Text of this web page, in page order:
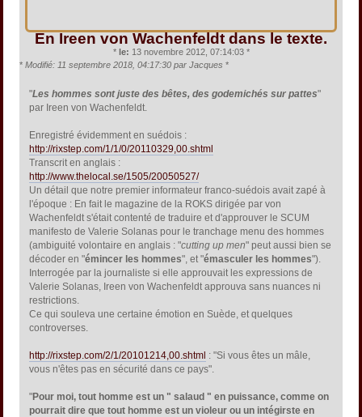
En Ireen von Wachenfeldt dans le texte.
* le: 13 novembre 2012, 07:14:03 *
* Modifié: 11 septembre 2018, 04:17:30 par Jacques *
"Les hommes sont juste des bêtes, des godemichés sur pattes"
par Ireen von Wachenfeldt.
Enregistré évidemment en suédois :
http://rixstep.com/1/1/0/20110329,00.shtml
Transcrit en anglais :
http://www.thelocal.se/1505/20050527/
Un détail que notre premier informateur franco-suédois avait zapé à
l'époque : En fait le magazine de la ROKS dirigée par von
Wachenfeldt s'était contenté de traduire et d'approuver le SCUM
manifesto de Valerie Solanas pour le tranchage menu des hommes
(ambiguité volontaire en anglais : "cutting up men" peut aussi bien se
décoder en "émincer les hommes", et "émasculer les hommes").
Interrogée par la journaliste si elle approuvait les expressions de
Valerie Solanas, Ireen von Wachenfeldt approuva sans nuances ni
restrictions.
Ce qui souleva une certaine émotion en Suède, et quelques
controverses.
http://rixstep.com/2/1/20101214,00.shtml : "Si vous êtes un mâle,
vous n'êtes pas en sécurité dans ce pays".
"Pour moi, tout homme est un " salaud " en puissance, comme on
pourrait dire que tout homme est un violeur ou un intégirste en